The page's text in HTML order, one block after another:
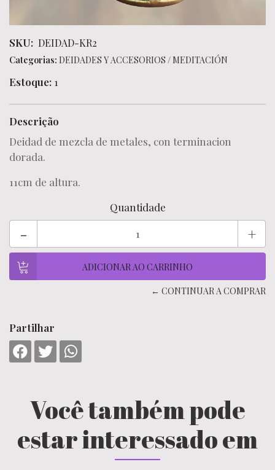
SKU: DEIDAD-KR2
Categorias: DEIDADES Y ACCESORIOS / MEDITACIÓN
Estoque: 1
Descrição
Deidad de mezcla de metales, con terminacion
dorada.
11cm de altura.
Quantidade
- +
← CONTINUAR A COMPRAR
Partilhar
Você também pode
estar interessado em